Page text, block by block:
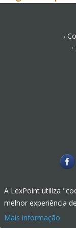
A LexPoint utiliza
melhor experiência
Mais informação